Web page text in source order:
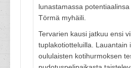
lunastamassa potentiaalinsa
Törmä myhäili.
Tervarien kausi jatkuu ensi
tuplakotiotteluilla. Lauantain
oululaisten kotihurmoksen